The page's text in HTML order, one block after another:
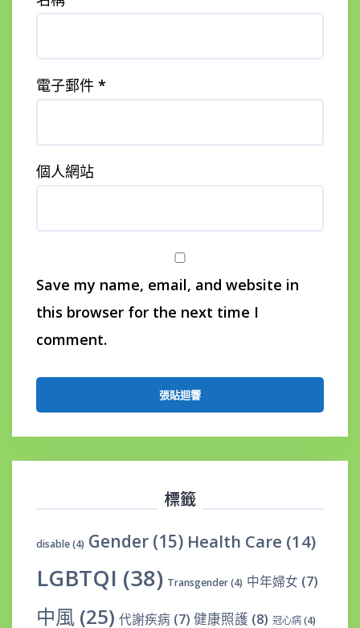
電子郵件 *
個人網站
Save my name, email, and website in
this browser for the next time I
comment.
標籤
disable(4) Gender (15) Health Care (14)
LGBTQI (38) Transgender(4) 中年婦女 (7)
中風 (25) 代謝疾病 (7) 健康照護 (8) 冠心病(4)